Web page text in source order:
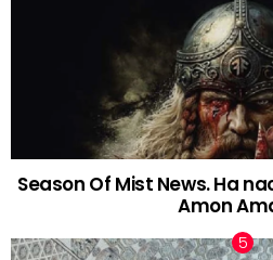
Season Of Mist News. Ha
Amon